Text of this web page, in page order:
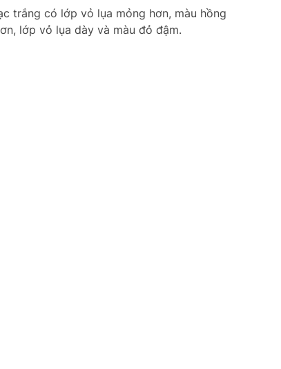
trắng có lớp vỏ lụa mỏng hơn, màu hồng
lớp vỏ lụa dày và màu đỏ đậm.